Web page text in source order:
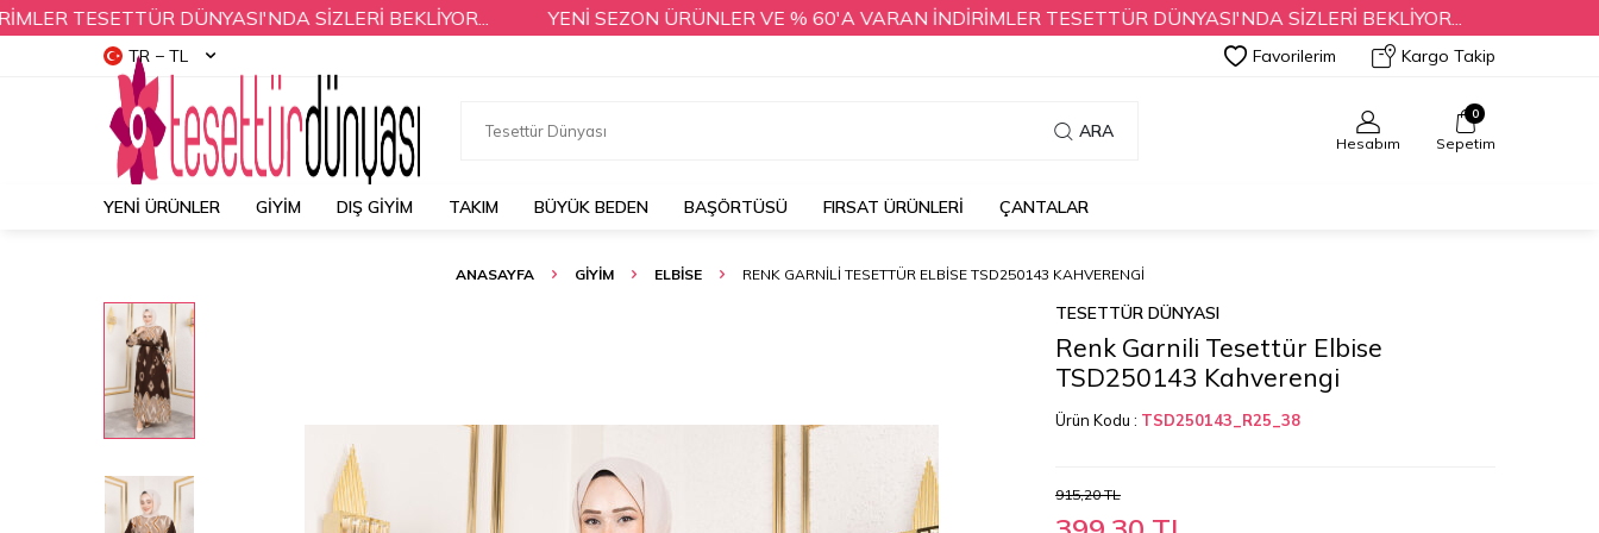
DÜNYASI'NDA SİZLERİ BEKLİYOR... YENİ SEZON ÜRÜNLER VE % 60'A VARAN İNDİRİMLER TESETTÜR DÜNYASI'NDA SİZLERİ BEKLİYOR...
TR − TL Favorilerim Kargo Takip
ARA
Hesabım
0
Sepetim
YENI ÜRÜNLER GİYİM DIŞ GİYİM TAKIM BÜYÜK BEDEN BAŞÖRTÜSÜ FIRSAT ÜRÜNLERİ ÇANTALAR
ANASAYFA GİYİM ELBİSE RENK GARNILI TESETTÜR ELBISE TSD250143 KAHVERENGI
TESETTÜR DÜNYASI
Renk Garnili Tesettür Elbise
TSD250143 Kahverengi
Ürün Kodu : TSD250143_R25_38
915,20TL